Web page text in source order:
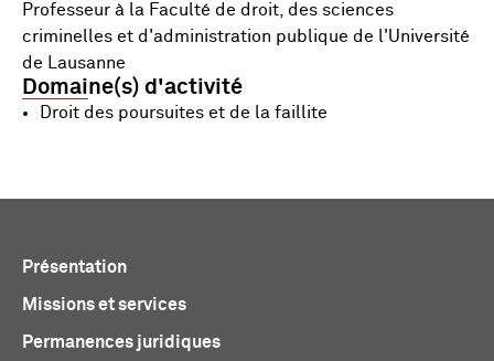
Professeur à la Faculté de droit, des sciences
criminelles et d'administration publique de l'Université
de Lausanne
Domaine(s) d'activité
Droit des poursuites et de la faillite
Présentation
Missions et services
Permanences juridiques